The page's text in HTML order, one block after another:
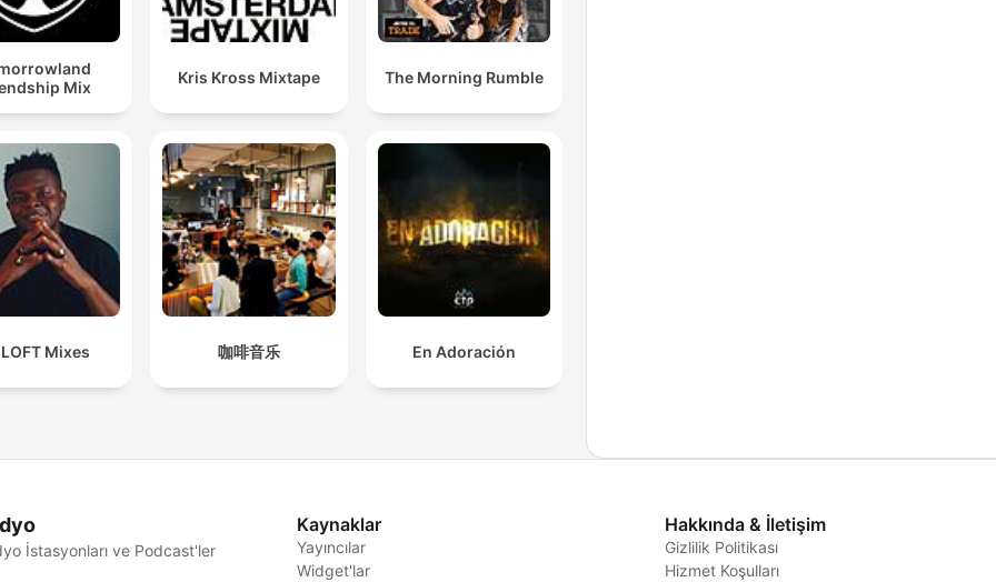
Mix
Kris Kross Mixtape The Morning Rumble
Mixes 咖啡音乐 En Adoración
İstasyonları ve Podcast'ler
Kaynaklar
Yayıncılar
Widget'lar
Hakkında & İletişim
Gizlilik Politikası
Hizmet Koşulları